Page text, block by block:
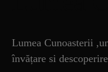
Lumea Cunoasterii
învățare si